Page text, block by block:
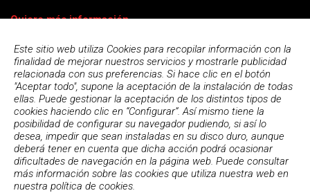
Este sitio web utiliza Cookies para recopilar información con la
finalidad de mejorar nuestros servicios y mostrarle publicidad
relacionada con sus preferencias. Si hace clic en el botón
"Aceptar todo", supone la aceptación de la instalación de todas
ellas. Puede gestionar la aceptación de los distintos tipos de
cookies haciendo clic en “Configurar”. Así mismo tiene la
posibilidad de configurar su navegador pudiendo, si así lo
desea, impedir que sean instaladas en su disco duro, aunque
deberá tener en cuenta que dicha acción podrá ocasionar
dificultades de navegación en la página web. Puede consultar
más información sobre las cookies que utiliza nuestra web en
nuestra política de cookies.
Quiero más información
Acepto lapolítica de privacidad